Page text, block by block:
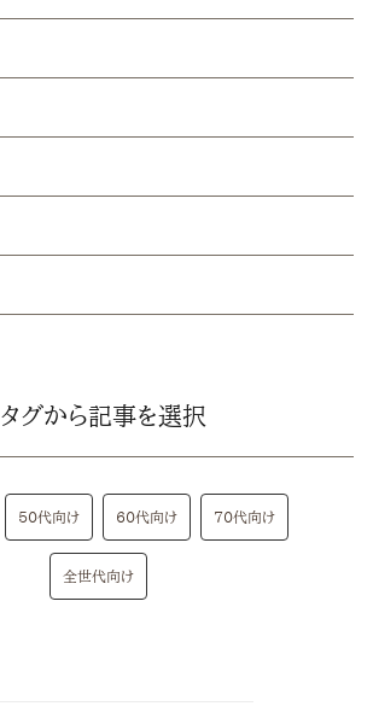
タグから記事を選択
50代向け 60代向け 70代向け
全世代向け